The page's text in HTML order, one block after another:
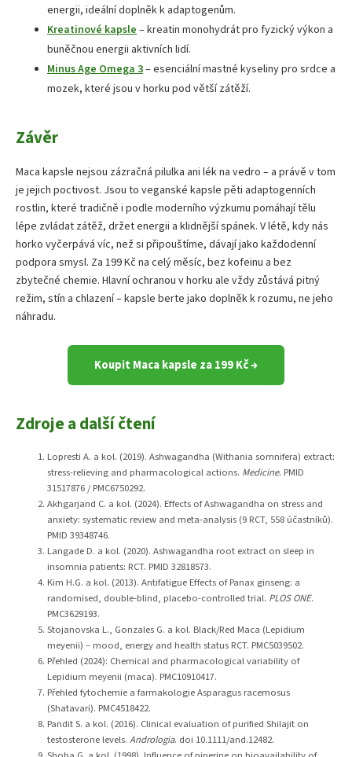
energii, ideální doplněk k adaptogenům.
Kreatinové kapsle– kreatin monohydrát pro fyzický výkon a
buněčnou energii aktivních lidí.
Minus Age Omega 3– esenciální mastné kyseliny pro srdce a
mozek, které jsou v horku pod větší zátěží.
Závěr
Maca kapsle nejsou zázračná pilulka ani lék na vedro – a právě v tom
je jejich poctivost. Jsou to veganské kapsle pěti adaptogenních
rostlin, které tradičně i podle moderního výzkumu pomáhají tělu
lépe zvládat zátěž, držet energii a klidnější spánek. V létě, kdy nás
horko vyčerpává víc, než si připouštíme, dávají jako každodenní
podpora smysl. Za 199 Kč na celý měsíc, bez kofeinu a bez
zbytečné chemie. Hlavní ochranou v horku ale vždy zůstává pitný
režim, stín a chlazení – kapsle berte jako doplněk k rozumu, ne jeho
náhradu.
Koupit Maca kapsle za 199 Kč →
Zdroje a další čtení
Lopresti A. a kol. (2019). Ashwagandha (Withania somnifera) extract:
stress-relieving and pharmacological actions. Medicine. PMID
31517876 / PMC6750292.
Akhgarjand C. a kol. (2024). Effects of Ashwagandha on stress and
anxiety: systematic review and meta-analysis (9 RCT, 558 účastníků).
PMID 39348746.
Langade D. a kol. (2020). Ashwagandha root extract on sleep in
insomnia patients: RCT. PMID 32818573.
Kim H.G. a kol. (2013). Antifatigue Effects of Panax ginseng: a
randomised, double-blind, placebo-controlled trial. PLOS ONE.
PMC3629193.
Stojanovska L., Gonzales G. a kol. Black/Red Maca (Lepidium
meyenii) – mood, energy and health status RCT. PMC5039502.
Přehled (2024): Chemical and pharmacological variability of
Lepidium meyenii (maca). PMC10910417.
Přehled fytochemie a farmakologie Asparagus racemosus
(Shatavari). PMC4518422.
Pandit S. a kol. (2016). Clinical evaluation of purified Shilajit on
testosterone levels. Andrologia. doi 10.1111/and.12482.